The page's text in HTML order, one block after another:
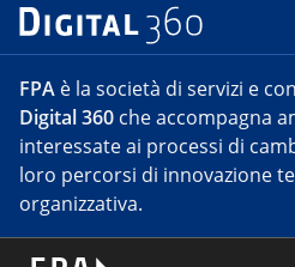
FPA è la società di servizi e
Digital 360 che accompagna
interessate ai processi di
loro percorsi di innovazione
organizzativa.